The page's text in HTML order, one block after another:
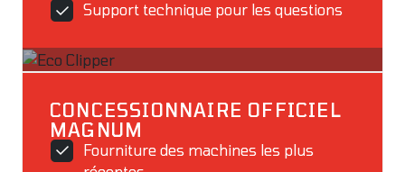
Support technique pour les questions
CONCESSIONNAIRE OFFICIEL
MAGNUM
Fourniture des machines les plus